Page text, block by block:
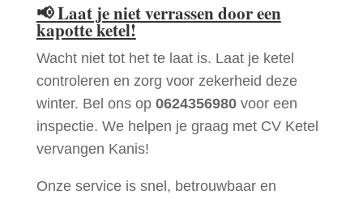
📢Laat je niet verrassen door een
kapotte ketel!
Wacht niet tot het te laat is. Laat je ketel
controleren en zorg voor zekerheid deze
winter. Bel ons op 0624356980voor een
inspectie. We helpen je graag met CV Ketel
vervangen Kanis!
Onze service is snel, betrouwbaar en